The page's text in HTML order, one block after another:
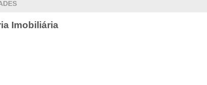
Imobiliária